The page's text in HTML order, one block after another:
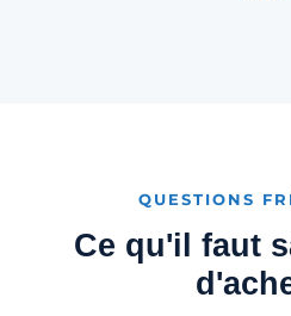
QUESTIONS
Ce qu'il faut